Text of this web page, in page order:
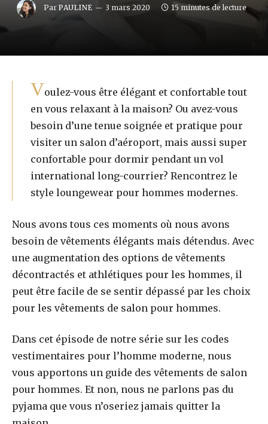
Par PAULINE 3 mars 2020 15 minutes de lecture
Voulez-vous être élégant et confortable tout
en vous relaxant à la maison? Ou avez-vous
besoin d’une tenue soignée et pratique pour
visiter un salon d’aéroport, mais aussi super
confortable pour dormir pendant un vol
international long-courrier? Rencontrez le
style loungewear pour hommes modernes.
Nous avons tous ces moments où nous avons
besoin de vêtements élégants mais détendus. Avec
une augmentation des options de vêtements
décontractés et athlétiques pour les hommes, il
peut être facile de se sentir dépassé par les choix
pour les vêtements de salon pour hommes.
Dans cet épisode de notre série sur les codes
vestimentaires pour l’homme moderne, nous
vous apportons un guide des vêtements de salon
pour hommes. Et non, nous ne parlons pas du
pyjama que vous n’oseriez jamais quitter la